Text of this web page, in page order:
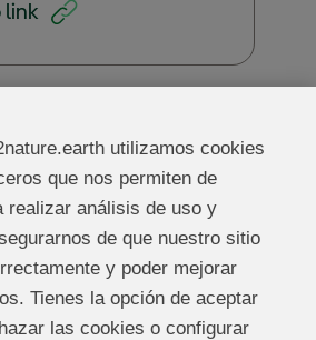
link
Aviso legal
utilizamos cookies
que nos permiten de
realizar análisis de uso y
de que nuestro sitio
y poder mejorar
Tienes la opción de aceptar
las cookies o configurar